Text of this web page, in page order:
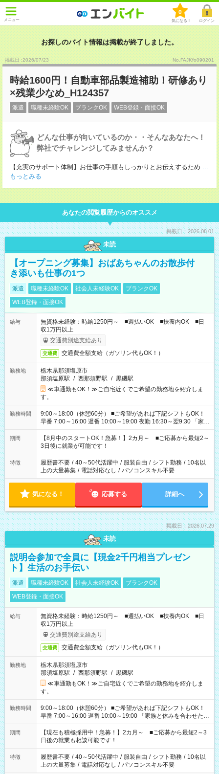
メニュー
0
気になる！ ログイン
お探しのバイト情報は掲載が終了しました。
掲載日 :2026/07/23 No.FAJKfo090201
時給1600円！自動車部品製造補助！研修あり
×残業少なめ_H124357
派遣 職種未経験OK ブランクOK WEB登録・面接OK
どんな仕事が向いているのか・・そんなあなたへ！
弊社でチャレンジしてみませんか？
【充実のサポート体制】お仕事の手順もしっかりとお伝えするため ...
もっとみる
あなたの閲覧履歴からのオススメ
掲載日：2026.08.01
未読
【オープニング募集】おばあちゃんのお散歩付
き添いも仕事の1つ
派遣 職種未経験OK 社会人未経験OK
ブランクOK
WEB登録・面接OK
給与
無資格未経験：時給1250円～ ■週払いOK ■扶養内OK ■日
収1万円以上
交通費別途支給あり
交通費 交通費全額支給（ガソリン代もOK！）
勤務地
栃木県那須塩原市
那須塩原駅 / 西那須野駅 / 黒磯駅
≪車通勤もOK！≫ご自宅近くでご希望の勤務地を紹介しま
す。
勤務時間
9:00～18:00（休憩60分） ■ご希望があれば下記シフトもOK！
早番 7:00～16:00 遅番 10:00～19:00 夜勤 16:30～翌9:30 「家族
と休みを合わせたい」 「余裕を持って夕飯の準備がしたい」
「できれば残業はしたくない」 など、ご希望を教えてください
ね。 ※Wワーク希望の方へ 今ご覧のお仕事で希望する勤務時間
と、もう1つのお仕事の勤務時間。 合計で週40時間を超える場
合は応募できません。
期間
【8月中のスタートOK！急募！】2カ月～ ■ご応募から最短2～
3日後に就業が可能です！
特徴 履歴書不要 / 40～50代活躍中 / 服装自由 / シフト勤務 / 10名以
上の大量募集 / 電話対応なし / パソコンスキル不要
気になる！ 応募する 詳細へ
掲載日：2026.07.29
未読
説明会参加で全員に【現金2千円相当プレゼン
ト】生活のお手伝い
派遣 職種未経験OK 社会人未経験OK
ブランクOK
WEB登録・面接OK
給与
無資格未経験：時給1250円～ ■週払いOK ■扶養内OK ■日
収1万円以上
交通費別途支給あり
交通費 交通費全額支給（ガソリン代もOK！）
勤務地
栃木県那須塩原市
那須塩原駅 / 西那須野駅 / 黒磯駅
≪車通勤もOK！≫ご自宅近くでご希望の勤務地を紹介しま
す。
勤務時間
9:00～18:00（休憩60分） ■ご希望があれば下記シフトもOK！
早番 7:00～16:00 遅番 10:00～19:00 「家族と休みを合わせた
い」 「余裕を持って夕飯の準備がしたい」 「できれば残業はし
たくない」 など、ご希望を教えてくださいね。 ※Wワーク希望
の方へ 今ご覧のお仕事で希望する勤務時間と、もう1つのお仕事
の勤務時間。 合計で週40時間を超える場合は応募できません。
期間
【現在も積極採用中！急募！】2カ月～ ■ご応募から最短2～3
日後の就業も相談可能です！
特徴 履歴書不要 / 40～50代活躍中 / 服装自由 / シフト勤務 / 10名以
上の大量募集 / 電話対応なし / パソコンスキル不要